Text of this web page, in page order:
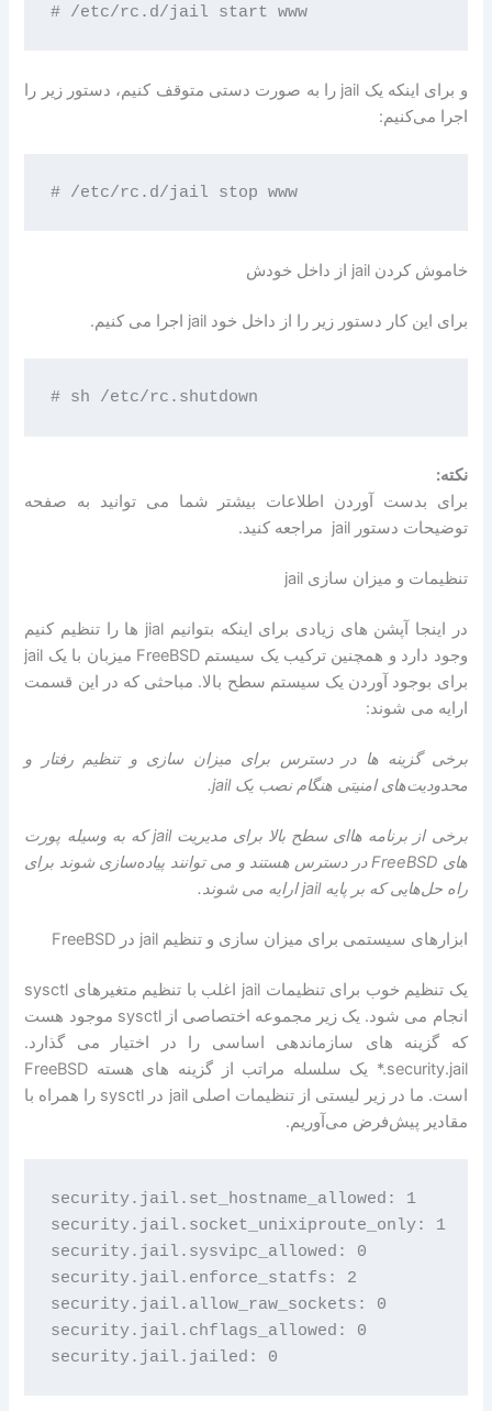
# /etc/rc.d/jail start www
و برای اینکه یک jail را به صورت دستی متوقف کنیم، دستور زیر را
اجرا می‌کنیم:
# /etc/rc.d/jail stop www
خاموش کردن jail از داخل خودش
برای این کار دستور زیر را از داخل خود jail اجرا می کنیم.
نکته:
برای بدست آوردن اطلاعات بیشتر شما می توانید به صفحه
توضیحات دستور jail مراجعه کنید.
تنظیمات و میزان سازی jail
در اینجا آپشن های زیادی برای اینکه بتوانیم jial ها را تنظیم کنیم
وجود دارد و همچنین ترکیب یک سیستم FreeBSD میزبان با یک jail
برای بوجود آوردن یک سیستم سطح بالا. مباحثی که در این قسمت
ارایه می شوند:
برخی گزینه ها در دسترس برای میزان سازی و تنظیم رفتار و
محدودیت‌های امنیتی هنگام نصب یک jail.
برخی از برنامه هاای سطح بالا برای مدیریت jail که به وسیله پورت
های FreeBSD در دسترس هستند و می توانند پیاده‌سازی شوند برای
راه حل‌هایی که بر پایه jail ارایه می شوند.
ابزارهای سیستمی برای میزان سازی و تنظیم jail در FreeBSD
یک تنظیم خوب برای تنظیمات jail اغلب با تنظیم متغیرهای sysctl
انجام می شود. یک زیر مجموعه اختصاصی از sysctl موجود هست
که گزینه های سازماندهی اساسی را در اختیار می گذارد.
security.jail.* یک سلسله مراتب از گزینه های هسته FreeBSD
است. ما در زیر لیستی از تنظیمات اصلی jail در sysctl را همراه با
مقادیر پیش‌فرض می‌آوریم.
security.jail.set_hostname_allowed: 1
security.jail.socket_unixiproute_only: 1
security.jail.sysvipc_allowed: 0
security.jail.enforce_statfs: 2
security.jail.allow_raw_sockets: 0
security.jail.chflags_allowed: 0